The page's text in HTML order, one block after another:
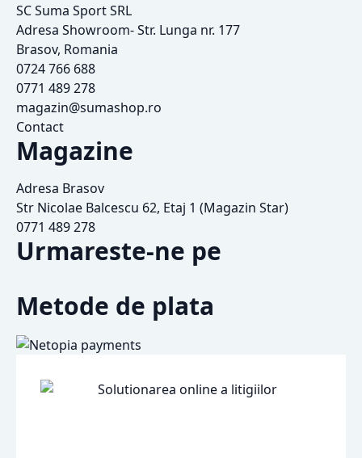
SC Suma Sport SRL
Adresa Showroom- Str. Lunga nr. 177
Brasov, Romania
0724 766 688
0771 489 278
magazin@sumashop.ro
Contact
Magazine
Adresa Brasov
Str Nicolae Balcescu 62, Etaj 1 (Magazin Star)
0771 489 278
Urmareste-ne pe
Metode de plata